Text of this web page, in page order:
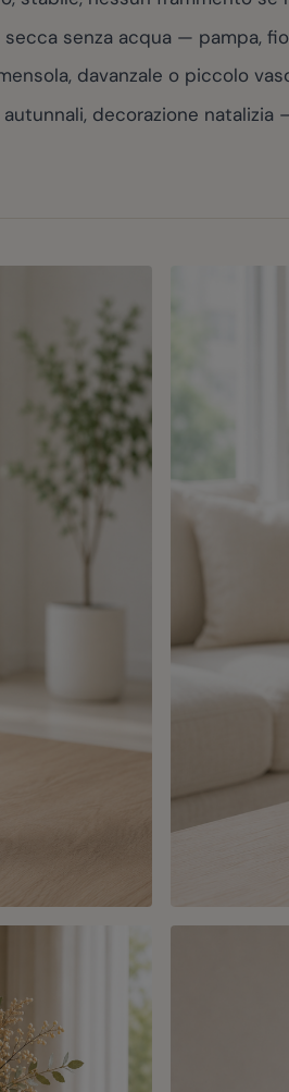
secca senza acqua — pampa,
davanzale o piccolo
decorazione